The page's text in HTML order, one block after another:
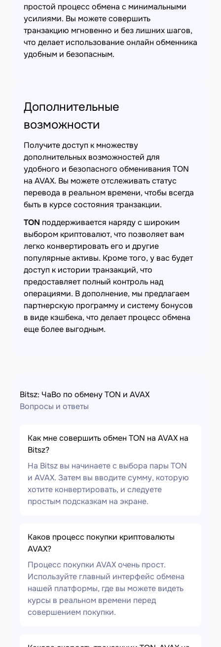
простой процесс обмена с минимальными
усилиями. Вы можете совершить
транзакцию мгновенно и без лишних шагов,
что делает использование онлайн обменника
удобным и безопасным.
Дополнительные
возможности
Получите доступ к множеству
дополнительных возможностей для
удобного и безопасного обменивания TON
на AVAX. Вы можете отслеживать статус
перевода в реальном времени, чтобы всегда
быть в курсе состояния транзакции.
TON поддерживается наряду с широким
выбором криптовалют, что позволяет вам
легко конвертировать его и другие
популярные активы. Кроме того, у вас будет
доступ к истории транзакций, что
предоставляет полный контроль над
операциями. В дополнение, мы предлагаем
партнерскую программу и систему бонусов
в виде кэшбека, что делает процесс обмена
еще более выгодным.
Bitsz: ЧаВо по обмену TON и AVAX
Вопросы и ответы
Как мне совершить обмен TON на AVAX на
Bitsz?
На Bitsz вы начинаете с выбора пары TON
и AVAX. Затем вы вводите сумму, которую
хотите конвертировать, и следуете
простым подсказкам на экране.
Каков процесс покупки криптовалюты
AVAX?
Процесс покупки AVAX очень прост.
Используйте главный интерфейс обмена
нашей платформы, где вы можете видеть
курсы в реальном времени перед
совершением покупки.